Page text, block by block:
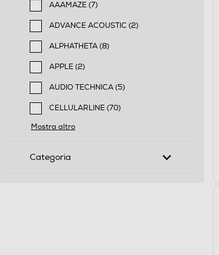
AAAMAZE (7)
Filtra per Marca: AAAMAZE
ADVANCE ACOUSTIC (2)
Filtra per Marca: ADVANCE ACOUSTIC
ALPHATHETA (8)
Filtra per Marca: ALPHATHETA
APPLE (2)
Filtra per Marca: APPLE
AUDIO TECHNICA (5)
Filtra per Marca: AUDIO TECHNICA
CELLULARLINE (70)
Filtra per Marca: CELLULARLINE
Mostra altro
Categoria